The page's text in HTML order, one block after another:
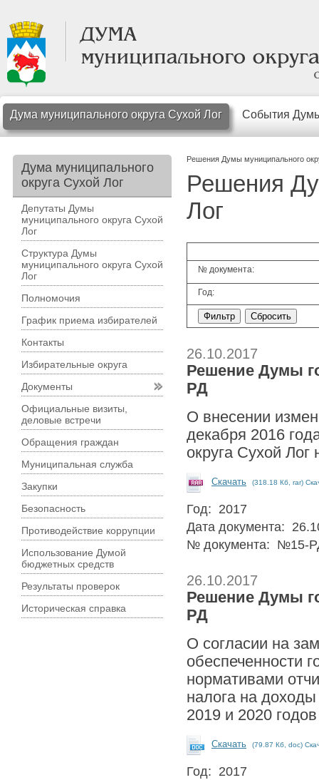
Дума муниципального округа Сухой Лог События
Решения Думы муниципального
Решения
Лог
№ документа:
Год:
26.10.2017
Решение Думы
РД
О внесении
декабря 2016
округа Сухой
Скачать (318.18 Кб, rar)
Год: 2017
Дата документа:
№ документа: №15-
26.10.2017
Решение Думы
РД
О согласии на
обеспеченности
нормативами
налога на
2019 и 2020
Скачать (79.87 Кб, doc)
Год: 2017
Дума муниципального
округа Сухой Лог
Депутаты Думы
муниципального округа Сухой
Лог
Структура Думы
муниципального округа Сухой
Лог
Полномочия
График приема избирателей
Контакты
Избирательные округа
Документы
Официальные визиты,
деловые встречи
Обращения граждан
Муниципальная служба
Закупки
Безопасность
Противодействие коррупции
Использование Думой
бюджетных средств
Результаты проверок
Историческая справка